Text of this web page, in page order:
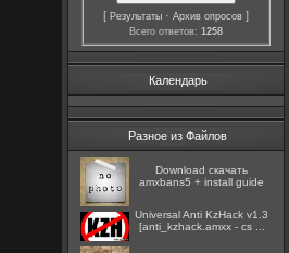
[Результаты ·Архив опросов ]
Всего ответов:1258
Календарь
Разное из Файлов
Download скачать
amxbans5 + install guide
Universal Anti KzHack v1.3
[anti_kzhack.amxx - cs ...